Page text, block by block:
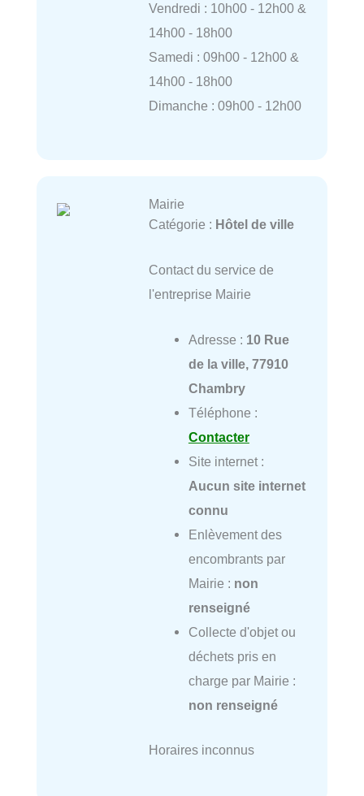
Vendredi : 10h00 - 12h00 &
14h00 - 18h00
Samedi : 09h00 - 12h00 &
14h00 - 18h00
Dimanche : 09h00 - 12h00
Mairie
Catégorie : Hôtel de ville
Contact du service de
l'entreprise Mairie
Adresse : 10 Rue
de la ville, 77910
Chambry
Téléphone :
Contacter
Site internet :
Aucun site internet
connu
Enlèvement des
encombrants par
Mairie : non
renseigné
Collecte d'objet ou
déchets pris en
charge par Mairie :
non renseigné
Horaires inconnus